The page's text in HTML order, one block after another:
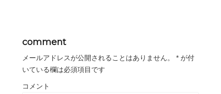
comment
メールアドレスが公開されることはありません。 * が付
いている欄は必須項目です
コメント